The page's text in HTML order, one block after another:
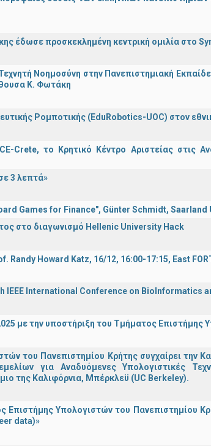
έδωσε προσκεκλημένη κεντρική ομιλία στο
Νοημοσύνη στην Πανεπιστημιακή
Κ. Φωτάκη
Ρομποτικής (EduRobotics-UOC) στον
Crete, το Κρητικό Κέντρο Αριστείας στις
3 λεπτά»
Games for Finance", Günter Schmidt,
στο διαγωνισμό Hellenic University Hack
Randy Howard Katz, 16/12, 16:00-17:15, East
IEEE International Conference on BioInformatics
με την υποστήριξη του Τμήματος Επιστήμης
του Πανεπιστημίου Κρήτης συγχαίρει την
για Αναδυόμενες Υπολογιστικές
της Καλιφόρνια, Μπέρκλεϋ (UC Berkeley).
Υπολογιστών του Πανεπιστημίου
data)»